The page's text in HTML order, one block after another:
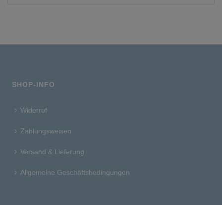
SHOP-INFO
Widerruf
Zahlungsweisen
Versand & Lieferung
Allgemeine Geschäftsbedingungen